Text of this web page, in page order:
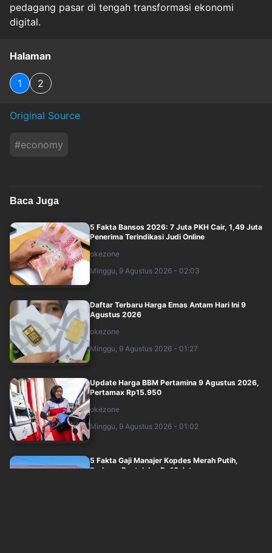
pedagang pasar di tengah transformasi ekonomi
digital.
Halaman
1 2
Original Source
#economy
Baca Juga
5 Fakta Bansos 2026: 7 Juta PKH Cair, 1,49 Juta
Penerima Terindikasi Judi Online
okezone
Minggu, 9 Agustus 2026 - 02:03
Daftar Terbaru Harga Emas Antam Hari Ini 9
Agustus 2026
okezone
Minggu, 9 Agustus 2026 - 01:27
Update Harga BBM Pertamina 9 Agustus 2026,
Pertamax Rp15.950
okezone
Minggu, 9 Agustus 2026 - 01:02
5 Fakta Gaji Manajer Kopdes Merah Putih,
Purbaya Bantah Isu Rp16 Juta